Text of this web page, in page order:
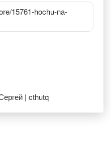
15761-hochu-na-
| cthutq